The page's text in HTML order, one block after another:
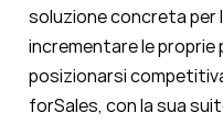
soluzione concreta per
incrementare le proprie
posizionarsi
forSales, con la sua